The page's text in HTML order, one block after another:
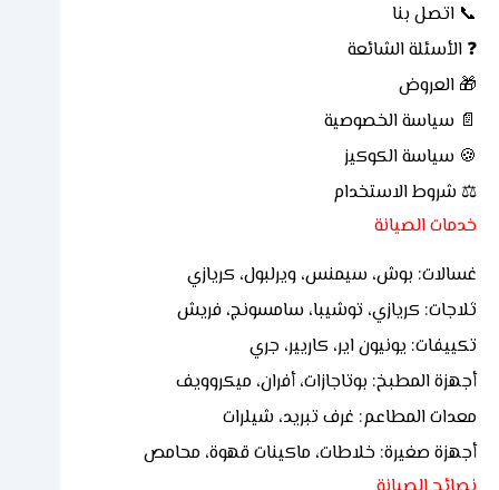
📞 اتصل بنا
❓ الأسئلة الشائعة
🎁 العروض
📄 سياسة الخصوصية
🍪 سياسة الكوكيز
⚖ شروط الاستخدام
خدمات الصيانة
غسالات: بوش، سيمنس، ويرلبول، كريازي
ثلاجات: كريازي، توشيبا، سامسونج، فريش
تكييفات: يونيون اير، كاريير، جري
أجهزة المطبخ: بوتاجازات، أفران، ميكروويف
معدات المطاعم: غرف تبريد، شيلرات
أجهزة صغيرة: خلاطات، ماكينات قهوة، محامص